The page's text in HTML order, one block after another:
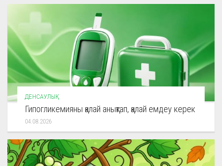
ДЕНСАУЛЫҚ
Гипогликемияны қалай анықтап, қалай емдеу керек
04.08.2026